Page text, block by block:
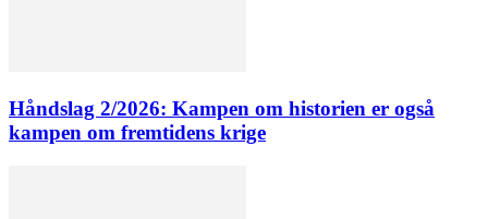
Håndslag 2/2026: Kampen om historien er også
kampen om fremtidens krige